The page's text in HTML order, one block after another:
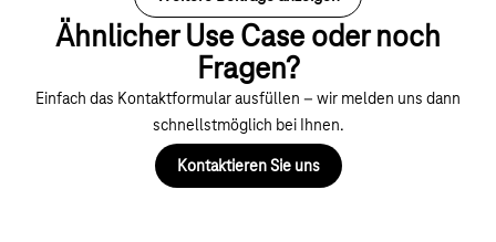
Ähnlicher Use Case oder noch
Fragen?
Einfach das Kontaktformular ausfüllen – wir melden uns dann
schnellstmöglich bei Ihnen.
Kontaktieren Sie uns